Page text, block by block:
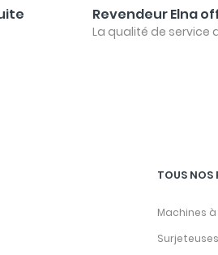
Revendeur Elna
La qualité de service
TOUS NOS
Machines
Surjeteuses